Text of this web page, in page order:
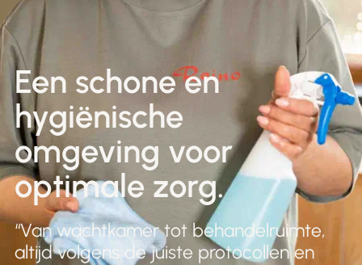
Winkels & Showroom
English
Een schone en
hygiënische
omgeving voor
optimale zorg.
“Van wachtkamer tot behandelruimte,
altijd volgens de juiste protocollen en